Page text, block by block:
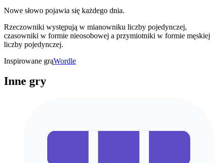
Nowe słowo pojawia się każdego dnia.
Rzeczowniki występują w mianowniku liczby pojedynczej,
czasowniki w formie nieosobowej a przymiotniki w formie męskiej
liczby pojedynczej.
Inspirowane grąWordle
Inne gry